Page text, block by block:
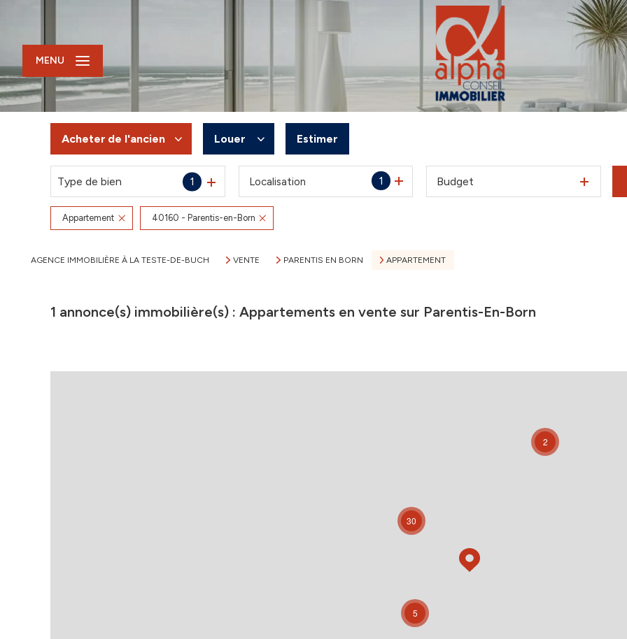
MENU
Acheter de l'ancien
De l'ancien
Du neuf
Louer
à l'année
De l'immo pro
Estimer
Type de bien 1 1
Localisation Budget
Appartement 40160 - Parentis-en-Born
AGENCE IMMOBILIÈRE À LA TESTE-DE-BUCH VENTE PARENTIS EN BORN APPARTEMENT
1 annonce(s) immobilière(s) : Appartements en vente sur Parentis-En-Born
2
5
30